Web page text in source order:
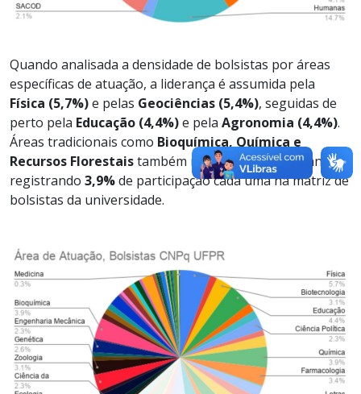
Quando analisada a densidade de bolsistas por áreas
específicas de atuação, a liderança é assumida pela
Física (5,7%)e pelas Geociências (5,4%), seguidas de
perto pela Educação (4,4%)e pela Agronomia (4,4%).
Áreas tradicionais como Bioquímica, Química e
Recursos Florestaistambém mantêm forte relevância,
registrando 3,9%de participação cada uma na matriz de
bolsistas da universidade.